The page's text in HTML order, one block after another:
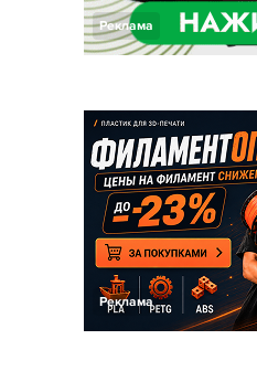
Реклама
Реклама